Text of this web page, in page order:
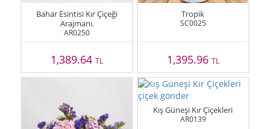
Bahar Esintisi Kır Çiçeği
Arajmanı.
AR0250
1,389.64TL
Tropik
SC0025
1,395.96 TL
Kış Güneşi Kır Çiçekleri
AR0139